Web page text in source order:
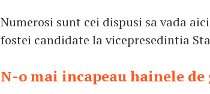
Numerosi sunt cei dispusi sa vada
fostei candidate la vicepresedintia
N-o mai incapeau hainele